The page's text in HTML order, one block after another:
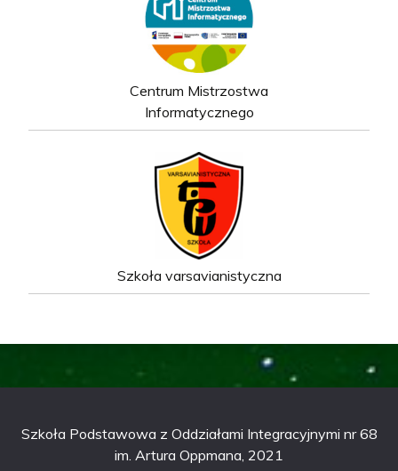
Centrum Mistrzostwa
Informatycznego
Szkoła varsavianistyczna
Szkoła Podstawowa z Oddziałami Integracyjnymi nr 68
im. Artura Oppmana, 2021